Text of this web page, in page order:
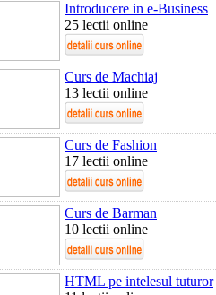
Introducere in e-Business
25 lectii online
Curs de Machiaj
13 lectii online
Curs de Fashion
17 lectii online
Curs de Barman
10 lectii online
HTML pe intelesul tuturor